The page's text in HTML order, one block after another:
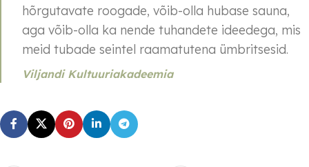
hõrgutavate roogade, võib-olla hubase sauna,
aga võib-olla ka nende tuhandete ideedega, mis
meid tubade seintel raamatutena ümbritsesid.
Viljandi Kultuuriakadeemia